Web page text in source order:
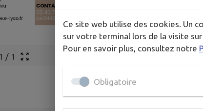
1 / 1
Télécharger la
Publié par Mairie
Ce site web utilise des cookies. Un
sur votre terminal lors de la visite
Pour en savoir plus, consultez notre
Obligatoire